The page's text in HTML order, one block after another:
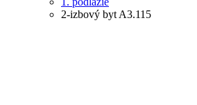
2-izbový byt A3.115